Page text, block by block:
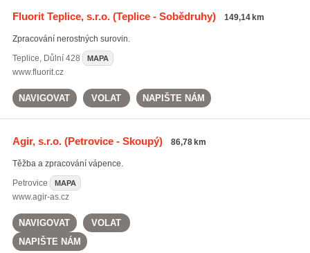
Fluorit Teplice, s.r.o.(Teplice - Sobědruhy) 149,14 km
Zpracování nerostných surovin.
Teplice, Důlní 428 MAPA
www.fluorit.cz
NAVIGOVAT VOLAT NAPIŠTE NÁM
Agir, s.r.o.(Petrovice - Skoupý) 86,78 km
Těžba a zpracování vápence.
Petrovice
MAPA
www.agir-as.cz
NAVIGOVAT
VOLAT
NAPIŠTE NÁM